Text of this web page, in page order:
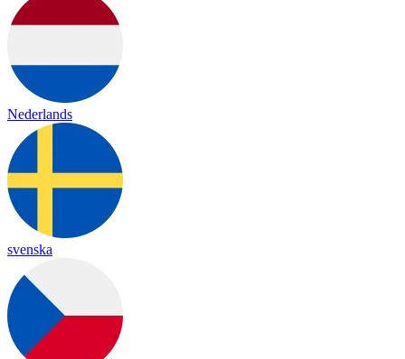
Nederlands
svenska